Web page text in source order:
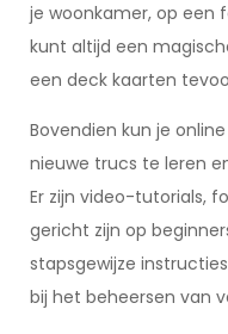
je woonkamer, op een
kunt altijd een
een deck kaarten
Bovendien kun je
nieuwe trucs te leren
Er zijn video-tutorials,
gericht zijn op
stapsgewijze
bij het beheersen van